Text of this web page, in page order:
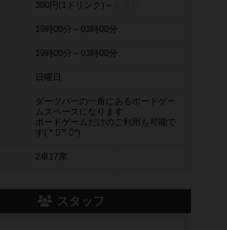
300円(1ドリンク)～
19時00分～03時00分
19時00分～03時00分
日曜日
ダーツバーの一角にあるボードゲー
ムスペースになります
ボードゲームだけのご利用も可能で
す( * ॑꒳ ॑*)
2卓17席
スタッフ